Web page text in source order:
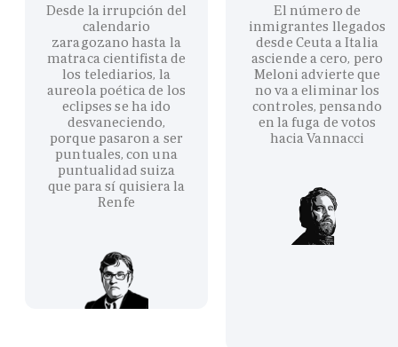
Desde la irrupción del
calendario
zaragozano hasta la
matraca cientifista de
los telediarios, la
aureola poética de los
eclipses se ha ido
desvaneciendo,
porque pasaron a ser
puntuales, con una
puntualidad suiza
que para sí quisiera la
Renfe
El número de
inmigrantes llegados
desde Ceuta a Italia
asciende a cero, pero
Meloni advierte que
no va a eliminar los
controles, pensando
en la fuga de votos
hacia Vannacci